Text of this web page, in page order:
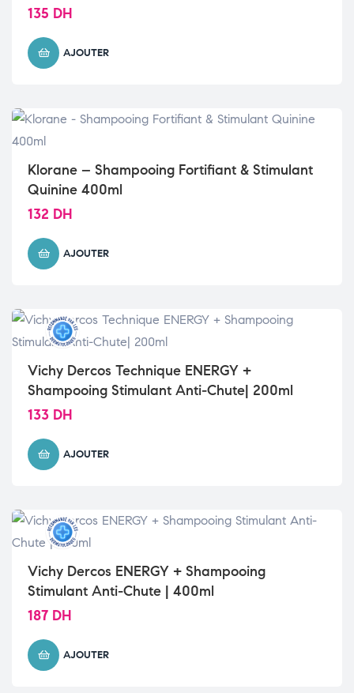
135 DH
AJOUTER
Klorane – Shampooing Fortifiant & Stimulant
Quinine 400ml
132 DH
AJOUTER
Vichy Dercos Technique ENERGY +
Shampooing Stimulant Anti-Chute| 200ml
133 DH
AJOUTER
Vichy Dercos ENERGY + Shampooing
Stimulant Anti-Chute | 400ml
187 DH
AJOUTER